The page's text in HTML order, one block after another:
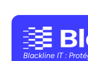
Blackline IT :